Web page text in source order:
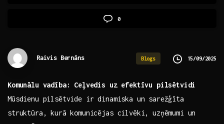
0
Raivis Bernāns Blogs 15/09/2025
Komunālu vadība: Ceļvedis uz efektīvu pilsētvidi
Mūsdienu pilsētvide ir dinamiska un sarežģīta
struktūra, kurā komunicējas cilvēki, uzņēmumi un